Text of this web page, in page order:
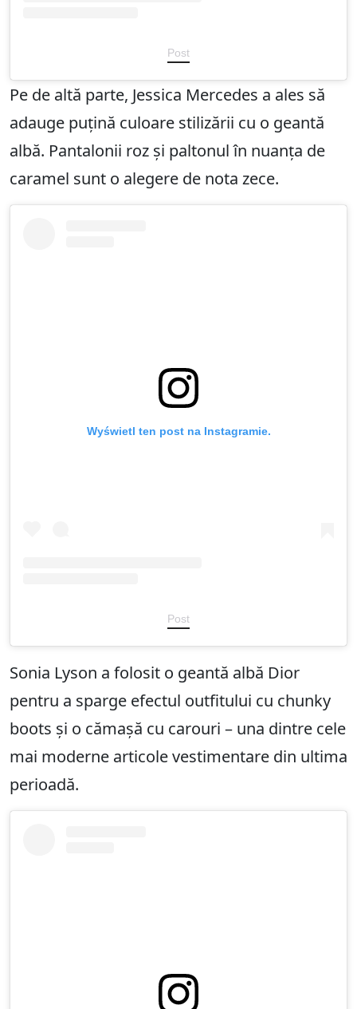
Post
Pe de altă parte, Jessica Mercedes a ales să
adauge puțină culoare stilizării cu o geantă
albă. Pantalonii roz și paltonul în nuanța de
caramel sunt o alegere de nota zece.
Wyświetl ten post na Instagramie.
Post
Sonia Lyson a folosit o geantă albă Dior
pentru a sparge efectul outfitului cu chunky
boots și o cămașă cu carouri – una dintre cele
mai moderne articole vestimentare din ultima
perioadă.